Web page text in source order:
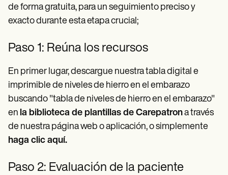
de forma gratuita, para un seguimiento preciso y
exacto durante esta etapa crucial;
Paso 1: Reúna los recursos
En primer lugar, descargue nuestra tabla digital e
imprimible de niveles de hierro en el embarazo
buscando "tabla de niveles de hierro en el embarazo"
en la biblioteca de plantillas de Carepatrona través
de nuestra página web o aplicación, o simplemente
haga clic aquí.
Paso 2: Evaluación de la paciente